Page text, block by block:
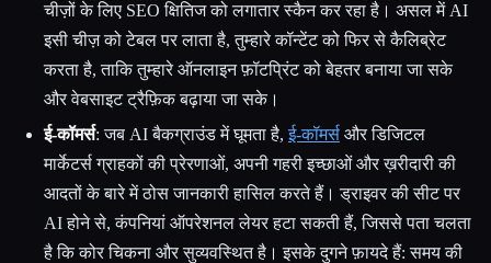
चीज़ों के लिए SEO क्षितिज को लगातार स्कैन कर रहा है। असल में AI
इसी चीज़ को टेबल पर लाता है, तुम्हारे कॉन्टेंट को फिर से कैलिब्रेट
करता है, ताकि तुम्हारे ऑनलाइन फ़ॉटप्रिंट को बेहतर बनाया जा सके
और वेबसाइट ट्रैफ़िक बढ़ाया जा सके।
ई-कॉमर्स: जब AI बैकग्राउंड में घूमता है,ई-कॉमर्स और डिजिटल
मार्केटर्स ग्राहकों की प्रेरणाओं, अपनी गहरी इच्छाओं और ख़रीदारी की
आदतों के बारे में ठोस जानकारी हासिल करते हैं। ड्राइवर की सीट पर
AI होने से, कंपनियां ऑपरेशनल लेयर हटा सकती हैं, जिससे पता चलता
है कि कोर चिकना और सुव्यवस्थित है। इसके दुगने फ़ायदे हैं: समय की